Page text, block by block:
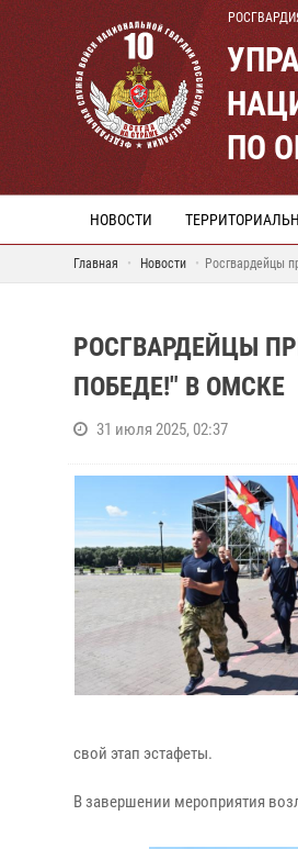
ПО
НОВОСТИ
Главная Новости Росгвардейцы
РОСГВАРДЕЙЦЫ
ПОБЕДЕ!" В ОМСКЕ
31 июля 2025, 02:37
свой этап эстафеты.
В завершении мероприятия